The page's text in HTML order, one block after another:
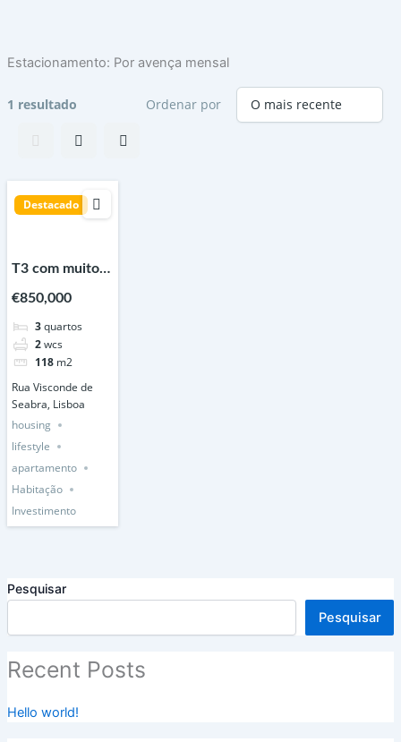
Estacionamento: Por avença mensal
1 resultado Ordenar por
Destacado
T3 com muito
charme junto a
Lisboa
€850,000
3quartos
2wcs
118 m2
Rua Visconde de
Seabra, Lisboa
housing
lifestyle
apartamento
Habitação
Investimento
Pesquisar
Pesquisar
Recent Posts
Hello world!